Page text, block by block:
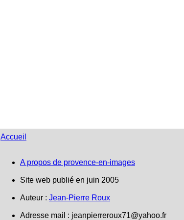
Accueil
A propos de provence-en-images
Site web publié en juin 2005
Auteur : Jean-Pierre Roux
Adresse mail : jeanpierreroux71@yahoo.fr